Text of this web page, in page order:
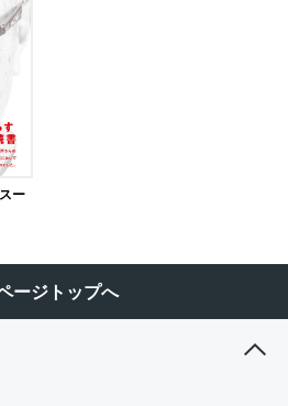
ー
ージトップへ